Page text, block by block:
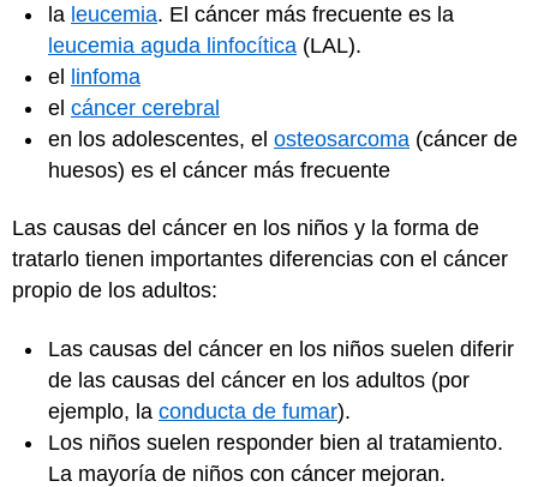
la leucemia. El cáncer más frecuente es la
leucemia aguda linfocítica (LAL).
el linfoma
el cáncer cerebral
en los adolescentes, el osteosarcoma (cáncer de
huesos) es el cáncer más frecuente
Las causas del cáncer en los niños y la forma de
tratarlo tienen importantes diferencias con el cáncer
propio de los adultos:
Las causas del cáncer en los niños suelen diferir
de las causas del cáncer en los adultos (por
ejemplo, la conducta de fumar).
Los niños suelen responder bien al tratamiento.
La mayoría de niños con cáncer mejoran.